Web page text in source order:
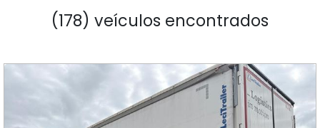
(178) veículos encontrados